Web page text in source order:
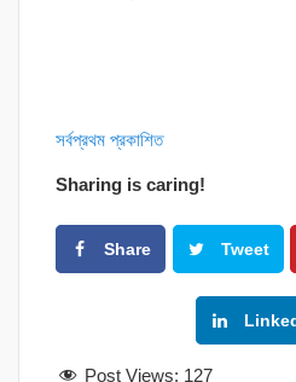
সর্বপ্রথম প্রকাশিত
Sharing is caring!
Share Tweet
Post Views: 127